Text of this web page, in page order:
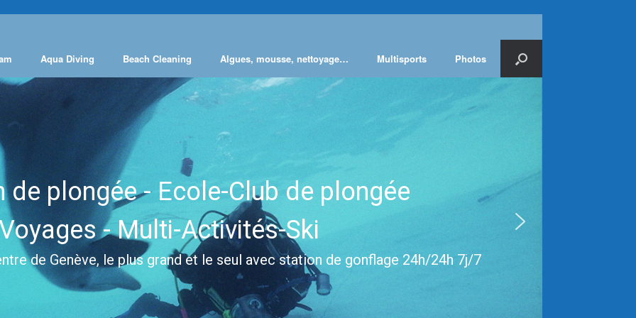
Aqua Diving Beach Cleaning Algues, mousse, nettoyage… Multisports Photos
de plongée - Ecole-Club de plongée
- Multi-Activités-Ski
de Genève, le plus grand et le seul avec station de gonflage 24h/24h 7j/7